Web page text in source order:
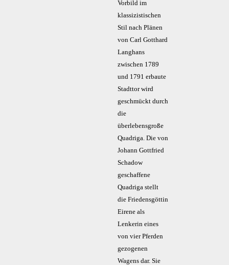
Vorbild im
klassizistischen
Stil nach Plänen
von Carl Gotthard
Langhans
zwischen 1789
und 1791 erbaute
Stadttor wird
geschmückt durch
die
überlebensgroße
Quadriga. Die von
Johann Gottfried
Schadow
geschaffene
Quadriga stellt
die Friedensgöttin
Eirene als
Lenkerin eines
von vier Pferden
gezogenen
Wagens dar. Sie